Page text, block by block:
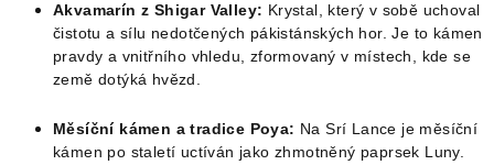
Akvamarín z Shigar Valley: Krystal, který v sobě uchoval
čistotu a sílu nedotčených pákistánských hor. Je to kámen
pravdy a vnitřního vhledu, zformovaný v místech, kde se
země dotýká hvězd.
Měsíční kámen a tradice Poya: Na Srí Lance je měsíční
kámen po staletí uctíván jako zhmotněný paprsek Luny.